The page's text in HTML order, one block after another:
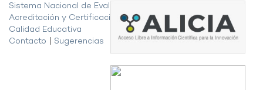
Sistema Nacional de Evaluación,
Acreditación y Certificación de la
Calidad Educativa
Contacto
Sugerencias